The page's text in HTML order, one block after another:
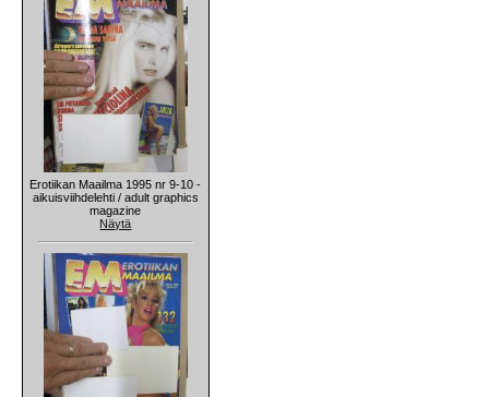
Erotiikan Maailma 1995 nr 9-10 -
aikuisviihdelehti / adult graphics
magazine
Näytä